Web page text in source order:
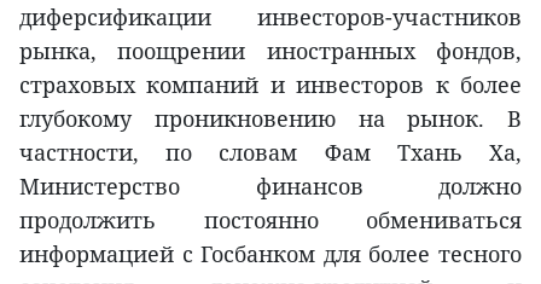
диферсификации инвесторов-участников
рынка, поощрении иностранных фондов,
страховых компаний и инвесторов к более
глубокому проникновению на рынок. В
частности, по словам Фам Тхань Ха,
Министерство финансов должно
продолжить постоянно обмениваться
информацией с Госбанком для более тесного